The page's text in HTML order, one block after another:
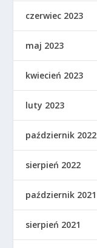
czerwiec 2023
maj 2023
kwiecień 2023
luty 2023
październik 2022
sierpień 2022
październik 2021
sierpień 2021